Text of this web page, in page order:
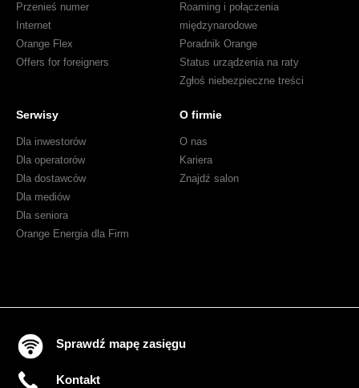
Przenieś numer
Internet
Orange Flex
Offers for foreigners
Roaming i połączenia
międzynarodowe
Poradnik Orange
Status urządzenia na raty
Zgłoś niebezpieczne treści
Serwisy
Dla inwestorów
Dla operatorów
Dla dostawców
Dla mediów
Dla seniora
Orange Energia dla Firm
O firmie
O nas
Kariera
Znajdź salon
Sprawdź mapę zasięgu
Kontakt